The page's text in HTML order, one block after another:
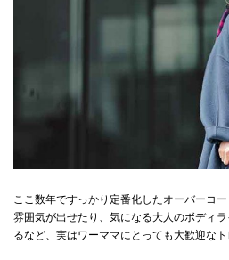
ここ数年ですっかり定番化したオーバーコ
雰囲気が出せたり、気になる大人のボディ
るなど、実はワーママにとっても大歓迎なト